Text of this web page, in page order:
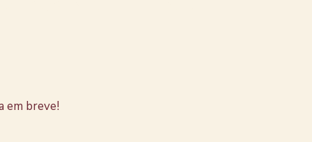
em breve!